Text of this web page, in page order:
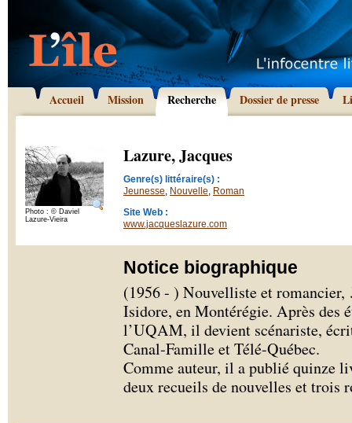
Accueil Mission Recherche Dossier de presse
Photo : © Daviel
Lazure-Vieira
Lazure, Jacques
Genre(s) littéraire(s) :
Jeunesse, Nouvelle, Roman
Site Web :
www.jacqueslazure.com
Notice biographique
(1956 - ) Nouvelliste et romancier,
Isidore, en Montérégie. Après des
l’UQAM, il devient scénariste,
Canal-Famille et Télé-Québec.
Comme auteur, il a publié quinze
deux recueils de nouvelles et trois